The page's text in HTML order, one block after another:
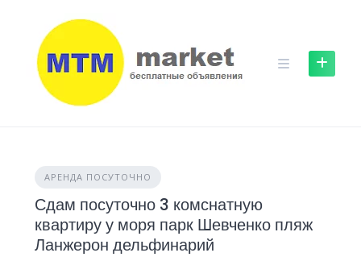
content
АРЕНДА ПОСУТОЧНО
Сдам посуточно 3 комснатную
квартиру у моря парк Шевченко пляж
Ланжерон дельфинарий